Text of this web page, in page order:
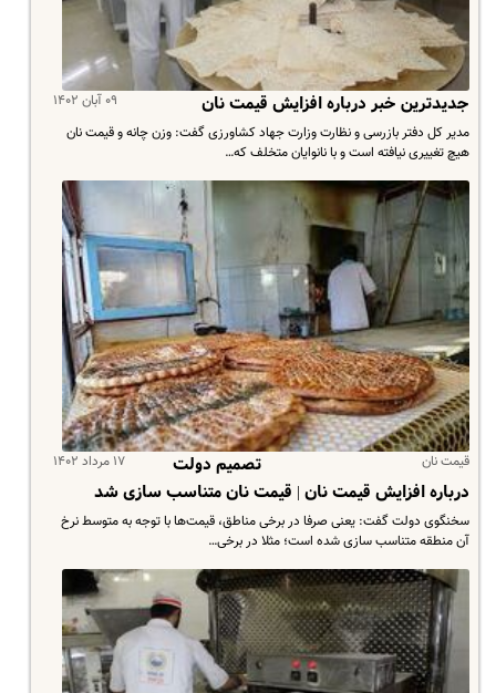
۰۹ آبان ۱۴۰۲ جدیدترین خبر درباره افزایش قیمت نان
مدیر کل دفتر بازرسی و نظارت وزارت جهاد کشاورزی گفت: وزن چانه و قیمت نان
هیچ تغییری نیافته است و با نانوایان متخلف که…
قیمت نان ۱۷ مرداد ۱۴۰۲
تصمیم دولت
درباره افزایش قیمت نان | قیمت نان متناسب سازی شد
سخنگوی دولت گفت: یعنی صرفا در برخی مناطق، قیمت‌ها با توجه به متوسط نرخ
آن منطقه متناسب سازی شده است؛ مثلا در برخی…